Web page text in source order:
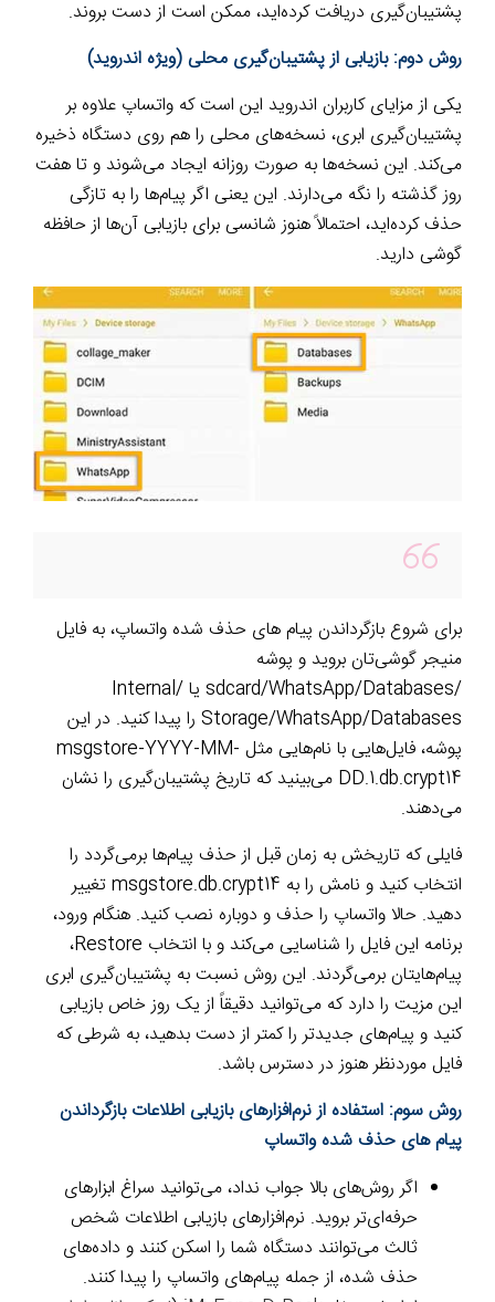
پشتیبان‌گیری دریافت کرده‌اید، ممکن است از دست بروند.
روش دوم: بازیابی از پشتیبان‌گیری محلی (ویژه اندروید)
یکی از مزایای کاربران اندروید این است که واتساپ علاوه بر
پشتیبان‌گیری ابری، نسخه‌های محلی را هم روی دستگاه ذخیره
می‌کند. این نسخه‌ها به صورت روزانه ایجاد می‌شوند و تا هفت
روز گذشته را نگه می‌دارند. این یعنی اگر پیام‌ها را به تازگی
حذف کرده‌اید، احتمالاً هنوز شانسی برای بازیابی آن‌ها از حافظه
گوشی دارید.
برای شروع بازگرداندن پیام های حذف شده واتساپ، به فایل
منیجر گوشی‌تان بروید و پوشه
/sdcard/WhatsApp/Databases یا /Internal
Storage/WhatsApp/Databases را پیدا کنید. در این
پوشه، فایل‌هایی با نام‌هایی مثل msgstore-YYYY-MM-
DD.1.db.crypt14 می‌بینید که تاریخ پشتیبان‌گیری را نشان
می‌دهند.
فایلی که تاریخش به زمان قبل از حذف پیام‌ها برمی‌گردد را
انتخاب کنید و نامش را به msgstore.db.crypt14 تغییر
دهید. حالا واتساپ را حذف و دوباره نصب کنید. هنگام ورود،
برنامه این فایل را شناسایی می‌کند و با انتخاب Restore،
پیام‌هایتان برمی‌گردند. این روش نسبت به پشتیبان‌گیری ابری
این مزیت را دارد که می‌توانید دقیقاً از یک روز خاص بازیابی
کنید و پیام‌های جدیدتر را کمتر از دست بدهید، به شرطی که
فایل موردنظر هنوز در دسترس باشد.
روش سوم: استفاده از نرم‌افزارهای بازیابی اطلاعات بازگرداندن
پیام های حذف شده واتساپ
اگر روش‌های بالا جواب نداد، می‌توانید سراغ ابزارهای
حرفه‌ای‌تر بروید. نرم‌افزارهای بازیابی اطلاعات شخص
ثالث می‌توانند دستگاه شما را اسکن کنند و داده‌های
حذف شده، از جمله پیام‌های واتساپ را پیدا کنند.